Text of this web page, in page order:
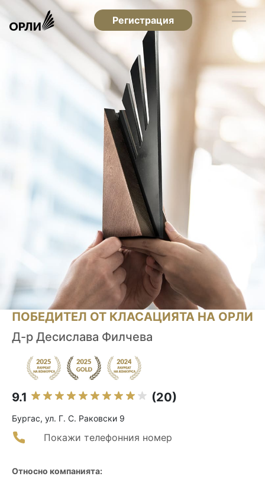
Регистрация
ПОБЕДИТЕЛ ОТ КЛАСАЦИЯТА НА ОРЛИ
Д-р Десислава Филчева
9.1 (20)
Бургас, ул. Г. С. Раковски 9
Покажи телефонния номер
Относно компанията: